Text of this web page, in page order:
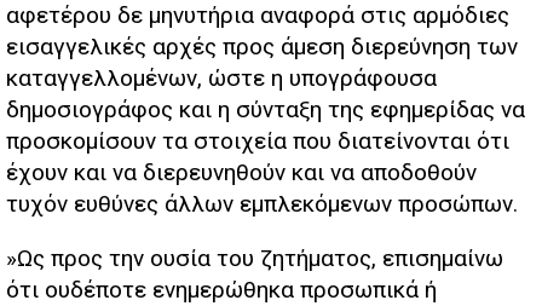
αφετέρου δε μηνυτήρια αναφορά στις αρμόδιες
εισαγγελικές αρχές προς άμεση διερεύνηση των
καταγγελλομένων, ώστε η υπογράφουσα
δημοσιογράφος και η σύνταξη της εφημερίδας να
προσκομίσουν τα στοιχεία που διατείνονται ότι
έχουν και να διερευνηθούν και να αποδοθούν
τυχόν ευθύνες άλλων εμπλεκόμενων προσώπων.
»Ως προς την ουσία του ζητήματος, επισημαίνω
ότι ουδέποτε ενημερώθηκα προσωπικά ή